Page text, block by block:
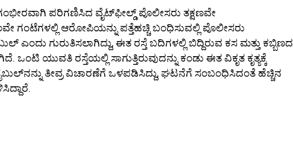
ಪರಿಗಣಿಸಿದ ವೈಟ್‌ಫೀಲ್ಡ್ ಪೊಲೀಸರು ತಕ್ಷಣವೇ
ಗಂಟೆಗಳಲ್ಲಿ ಆರೋಪಿಯನ್ನು ಪತ್ತೆಹಚ್ಚಿ ಬಂಧಿಸುವಲ್ಲಿ ಪೊಲೀಸರು
ಎಂದು ಗುರುತಿಸಲಾಗಿದ್ದು, ಈತ ರಸ್ತೆ ಬದಿಗಳಲ್ಲಿ ಬಿದ್ದಿರುವ ಕಸ ಮತ್ತು ಕಬ್ಬಿಣದ
ಒಂಟಿ ಯುವತಿ ರಸ್ತೆಯಲ್ಲಿ ಸಾಗುತ್ತಿರುವುದನ್ನು ಕಂಡು ಈತ ವಿಕೃತ ಕೃತ್ಯಕ್ಕೆ
ತೀವ್ರ ವಿಚಾರಣೆಗೆ ಒಳಪಡಿಸಿದ್ದು, ಘಟನೆಗೆ ಸಂಬಂಧಿಸಿದಂತೆ ಹೆಚ್ಚಿನ